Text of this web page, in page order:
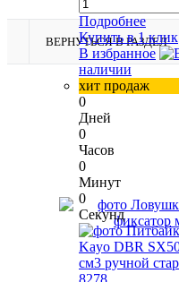
Подробнее
Купить в 1 клик
В избранное
наличии
хит продаж
0
Дней
0
Часов
0
Минут
0
Секунд
ВЕРНУТЬСЯ В РАЗДЕЛ